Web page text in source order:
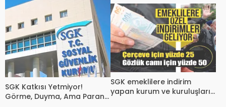
SGK Katkısı Yetmiyor!
Görme, Duyma, Ama Paranı
SGK emeklilere indirim
yapan kurum ve kuruluşları